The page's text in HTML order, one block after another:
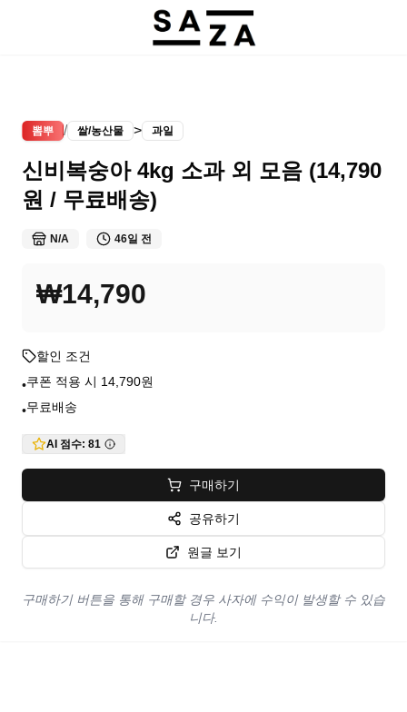
뽐뿌 / 쌀/농산물 > 과일
신비복숭아 4kg 소과 외 모음 (14,790
원 / 무료배송)
N/A 46일 전
₩14,790
할인 조건
•쿠폰 적용 시 14,790원
•무료배송
AI 점수: 81
구매하기
공유하기
원글 보기
구매하기 버튼을 통해 구매할 경우 사자에 수익이 발생할 수 있습
니다.